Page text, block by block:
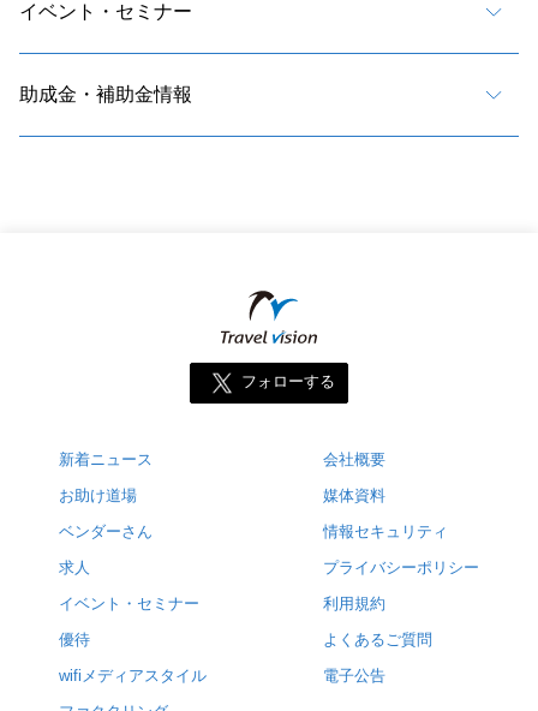
イベント・セミナー
助成金・補助金情報
フォローする
新着ニュース
お助け道場
ベンダーさん
求人
イベント・セミナー
優待
wifiメディアスタイル
会社概要
媒体資料
情報セキュリティ
プライバシーポリシー
利用規約
よくあるご質問
電子公告